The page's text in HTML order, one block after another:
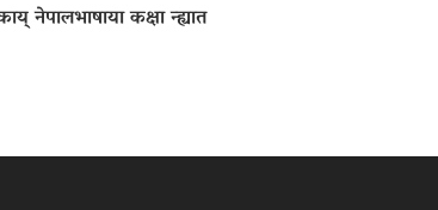
नेपालभाषाया कक्षा न्ह्यात